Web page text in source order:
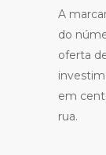
A
do
oferta
em
rua.